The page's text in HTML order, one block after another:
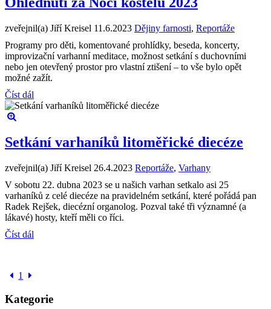
zveřejnil(a) Jiří Kreisel 11.6.2023 Dějiny farnosti, Reportáže
Programy pro děti, komentované prohlídky, beseda, koncerty,
improvizační varhanní meditace, možnost setkání s duchovními
nebo jen otevřený prostor pro vlastní ztišení – to vše bylo opět
možné zažít.
Číst dál
Setkání varhaníků litoměřické diecéze
zveřejnil(a) Jiří Kreisel 26.4.2023 Reportáže, Varhany
V sobotu 22. dubna 2023 se u našich varhan setkalo asi 25
varhaníků z celé diecéze na pravidelném setkání, které pořádá pan
Radek Rejšek, diecézní organolog. Pozval také tři významné (a
lákavé) hosty, kteří měli co říci.
Číst dál
1
Kategorie